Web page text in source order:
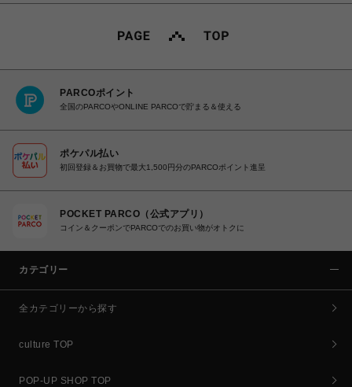
ツ
PARCOポイント
全国のPARCOやONLINE PARCOで貯まる＆使える
ポケパル払い
初回登録＆お買物で最大1,500円分のPARCOポイント進呈
POCKET PARCO（公式アプリ）
コイン＆クーポンでPARCOでのお買い物がオトクに
カテゴリー
全カテゴリーから探す
culture TOP
POP-UP SHOP TOP